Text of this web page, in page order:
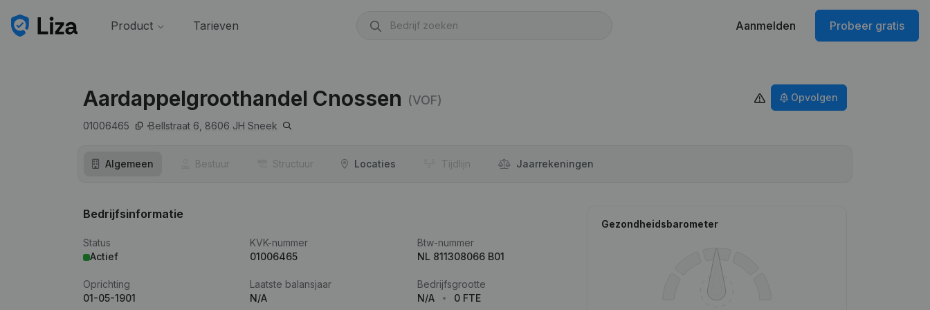
Product Tarieven Aanmelden Probeer gratis
Aardappelgroothandel Cnossen (VOF)
01006465 Bellstraat 6, 8606 JH Sneek
Opvolgen
Algemeen Bestuur Structuur Locaties Tijdlijn Jaar­rekeningen
Bedrijfsinformatie
Status
Actief
KVK-nummer
01006465
Btw-nummer
NL 811308066 B01
Oprichting
01-05-1901
Laatste balansjaar
N/A
Bedrijfsgrootte
N/A
0 FTE
Gezondheidsbarometer